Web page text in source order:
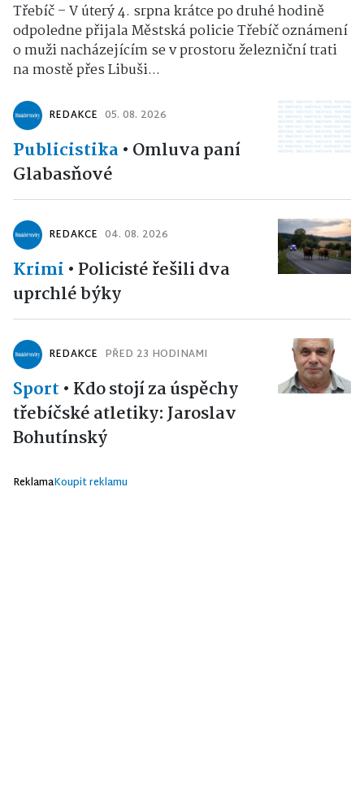
Třebíč – V úterý 4. srpna krátce po druhé hodině
odpoledne přijala Městská policie Třebíč oznámení
o muži nacházejícím se v prostoru železniční trati
na mostě přes Libuši...
REDAKCE 05. 08. 2026
Publicistika• Omluva paní
Glabasňové
REDAKCE 04. 08. 2026
Krimi • Policisté řešili dva
uprchlé býky
REDAKCE PŘED 23 HODINAMI
Sport • Kdo stojí za úspěchy
třebíčské atletiky: Jaroslav
Bohutínský
ReklamaKoupit reklamu